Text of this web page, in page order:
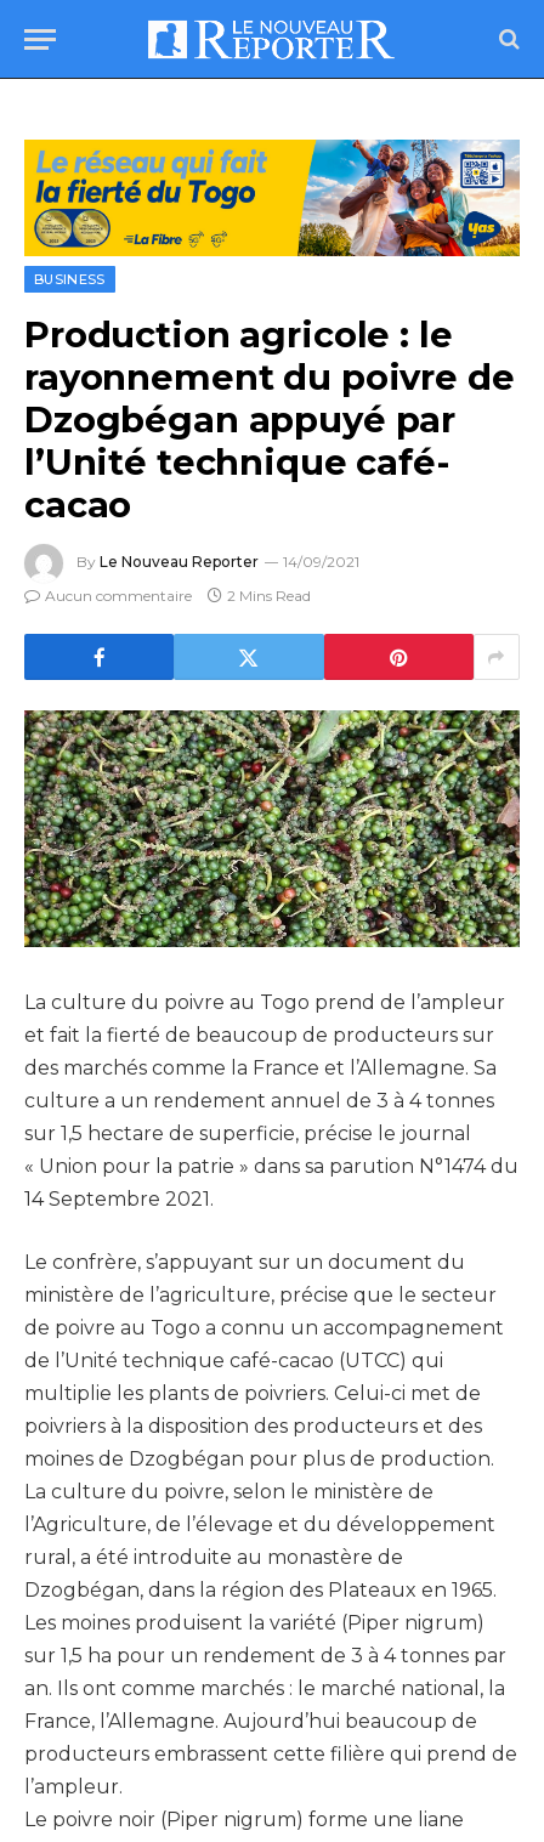
BUSINESS
Production agricole : le
rayonnement du poivre de
Dzogbégan appuyé par
l’Unité technique café-
cacao
By Le Nouveau Reporter
14/09/2021
Aucun commentaire
2 Mins Read
La culture du poivre au Togo prend de l’ampleur
et fait la fierté de beaucoup de producteurs sur
des marchés comme la France et l’Allemagne. Sa
culture a un rendement annuel de 3 à 4 tonnes
sur 1,5 hectare de superficie, précise le journal
« Union pour la patrie » dans sa parution N°1474 du
14 Septembre 2021.
Le confrère, s’appuyant sur un document du
ministère de l’agriculture, précise que le secteur
de poivre au Togo a connu un accompagnement
de l’Unité technique café-cacao (UTCC) qui
multiplie les plants de poivriers. Celui-ci met de
poivriers à la disposition des producteurs et des
moines de Dzogbégan pour plus de production.
La culture du poivre, selon le ministère de
l’Agriculture, de l’élevage et du développement
rural, a été introduite au monastère de
Dzogbégan, dans la région des Plateaux en 1965.
Les moines produisent la variété (Piper nigrum)
sur 1,5 ha pour un rendement de 3 à 4 tonnes par
an. Ils ont comme marchés : le marché national, la
France, l’Allemagne. Aujourd’hui beaucoup de
producteurs embrassent cette filière qui prend de
l’ampleur.
Le poivre noir (Piper nigrum) forme une liane